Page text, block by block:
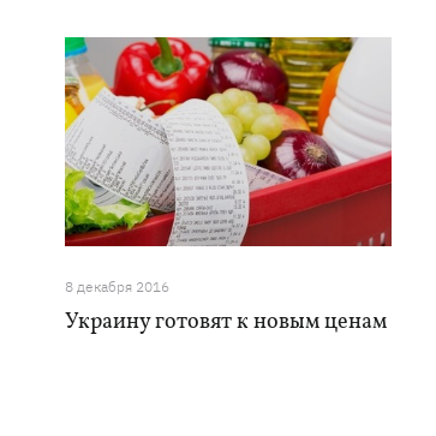
8 декабря 2016
Украину готовят к новым ценам